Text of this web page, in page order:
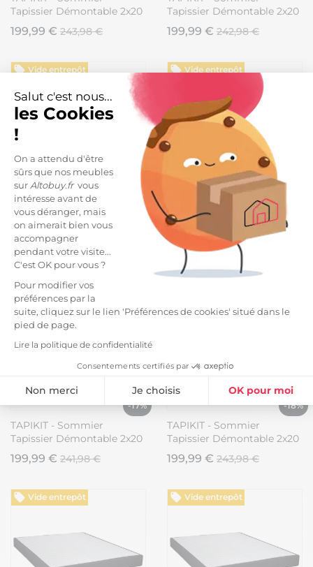
Salut c'est nous...
les Cookies
!
On a attendu d'être
sûrs que nos meubles
surAltobuy.frvous
intéresse avant de
vous déranger, mais
on aimerait bien vous
accompagner
pendant votre visite...
C'est OK pour vous ?
Pour modifier vos
préférences par la
suite, cliquez sur le lien 'Préférences de cookies' situé dans le
pied de page.
Lire la politique de confidentialité
Consentements certifiés par
Non merci Je choisis OK pour moi
Plateforme de Gestion du Consentement : Personnalisez vos
Notre plateforme vous permet d'adapter et de gérer vos
Tapissier Démontable 2x20
Lattes 140x190cm Lin +
Pieds Anthracites 15cm
199,99 € 243,98 €
Tapissier Démontable 2x20
Lattes 140x190cm Lin +
Pieds Argent 15cm
199,99 € 242,98 €
Vide entrepôt
-9%
TAPIKIT - Sommier
Tapissier Démontable 2x20
Lattes 140x190cm Lin +
Pieds Carrés Argent 15cm
222,71 €244,98 €
Vide entrepôt
TAPIKIT - Sommier
Tapissier Démontable 2x20
Lattes 140x190cm
Anthracite + Pieds Blancs
15cm
199,99 € 243,98 €
Vide entrepôt
-17%
TAPIKIT - Sommier
Tapissier Démontable 2x20
Lattes 140x190cm
Anthracite + Pieds Bois
199,99 € 241,98 €
-18%
TAPIKIT - Sommier
Tapissier Démontable 2x20
Lattes 140x190cm
Anthracite + Pieds
199,99 € 243,98 €
Vide entrepôt Vide entrepôt